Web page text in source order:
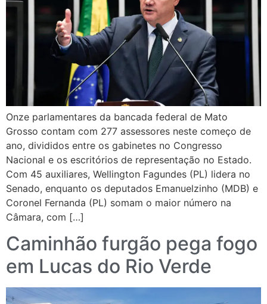
Onze parlamentares da bancada federal de Mato
Grosso contam com 277 assessores neste começo de
ano, divididos entre os gabinetes no Congresso
Nacional e os escritórios de representação no Estado.
Com 45 auxiliares, Wellington Fagundes (PL) lidera no
Senado, enquanto os deputados Emanuelzinho (MDB) e
Coronel Fernanda (PL) somam o maior número na
Câmara, com […]
Caminhão furgão pega fogo
em Lucas do Rio Verde